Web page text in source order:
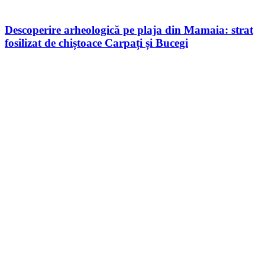
Descoperire arheologică pe plaja din Mamaia: strat
fosilizat de chiștoace Carpați și Bucegi